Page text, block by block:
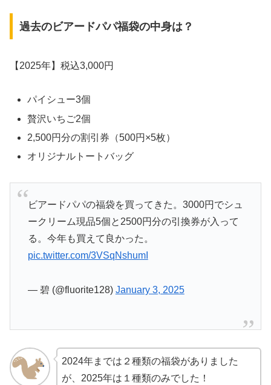
過去のビアードパパ福袋の中身は？
【2025年】税込3,000円
パイシュー3個
贅沢いちご2個
2,500円分の割引券（500円×5枚）
オリジナルトートバッグ
ビアードパパの福袋を買ってきた。3000円でシュ
ークリーム現品5個と2500円分の引換券が入って
る。今年も買えて良かった。
pic.twitter.com/3VSqNshumI
— 碧 (@fluorite128) January 3, 2025
2024年までは２種類の福袋がありました
が、2025年は１種類のみでした！